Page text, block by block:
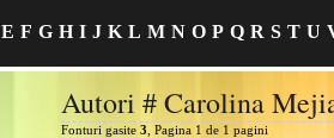
E F G H I J K L M N O P Q R S T U
Autori # Carolina
Fonturi gasite 3 , Pagina 1 de 1 pagini